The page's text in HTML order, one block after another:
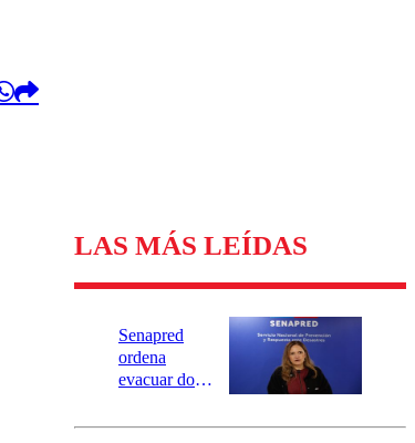
LAS MÁS LEÍDAS
Senapred
ordena
evacuar dos
Carahue por